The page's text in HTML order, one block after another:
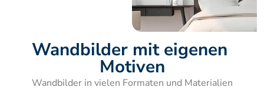
Wandbilder mit eigenen
Motiven
Wandbilder in vielen Formaten und Materialien